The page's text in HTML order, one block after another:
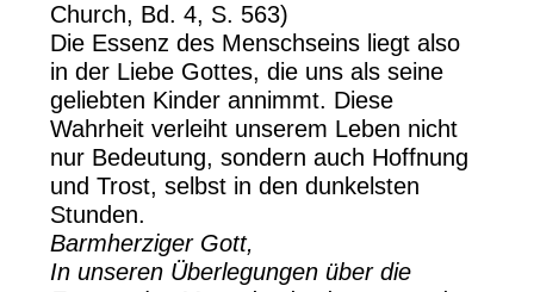
Church, Bd. 4, S. 563)
Die Essenz des Menschseins liegt also
in der Liebe Gottes, die uns als seine
geliebten Kinder annimmt. Diese
Wahrheit verleiht unserem Leben nicht
nur Bedeutung, sondern auch Hoffnung
und Trost, selbst in den dunkelsten
Stunden.
Barmherziger Gott,
In unseren Überlegungen über die